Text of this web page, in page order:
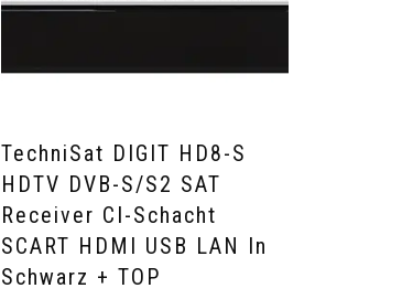
TechniSat DIGIT HD8-S
HDTV DVB-S/S2 SAT
Receiver CI-Schacht
SCART HDMI USB LAN In
Schwarz + TOP